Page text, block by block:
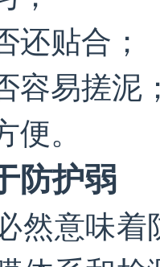
还贴合；
容易搓泥
。
防护弱
然意味